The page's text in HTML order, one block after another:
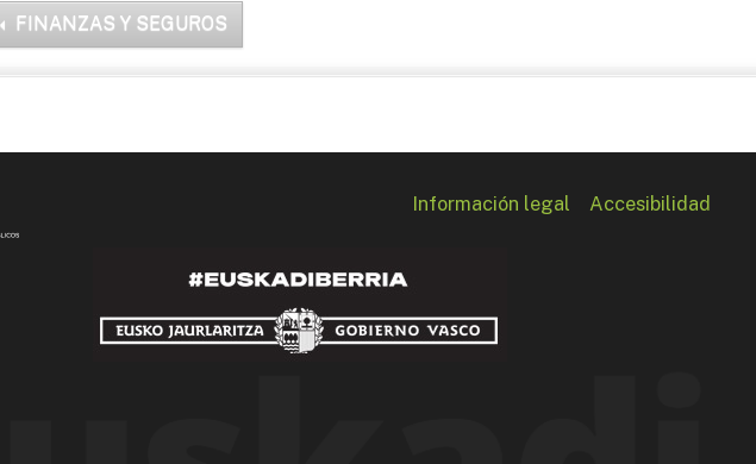
FINANZAS Y SEGUROS
Información legal Accesibilidad